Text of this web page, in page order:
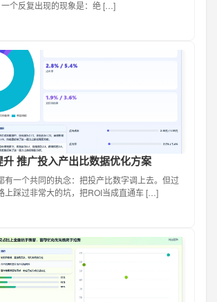
个反复出现的现象是：绝 […]
推广投入产出比数据优化方案
有一个共同的执念：把投产比数字调上去。但过
上踩过非常大的坑，把ROI当成直通车 […]